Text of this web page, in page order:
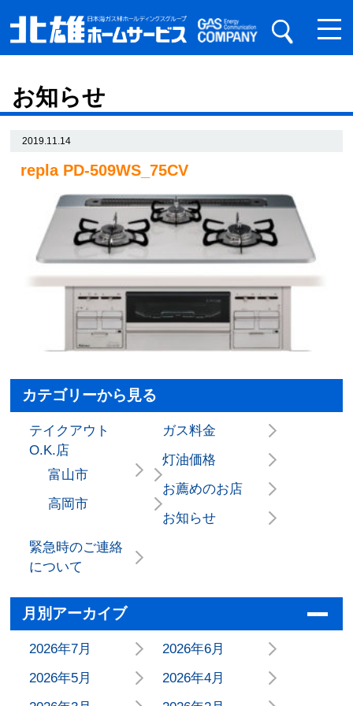
お知らせ
2019.11.14
repla PD-509WS_75CV
カテゴリーから見る
テイクアウト
O.K.店
富山市
高岡市
ガス料金
灯油価格
お薦めのお店
お知らせ
緊急時のご連絡
について
月別アーカイブ
2026年7月
2026年6月
2026年5月
2026年4月